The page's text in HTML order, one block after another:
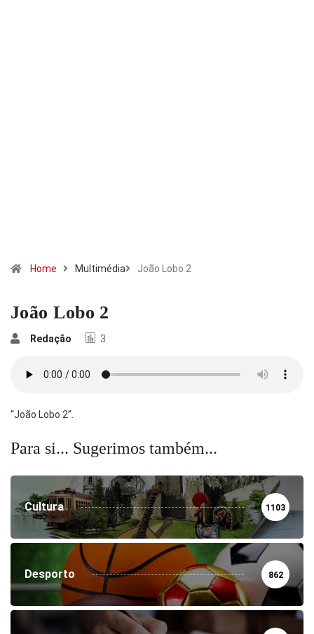
Home Multimédia João Lobo 2
João Lobo 2
Redação 3
“João Lobo 2”.
Para si... Sugerimos também...
Cultura 1103
Desporto 862